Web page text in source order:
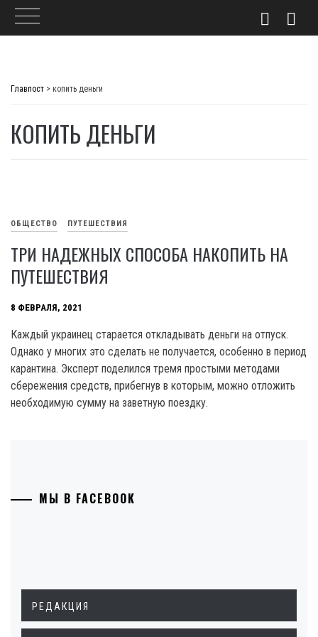
Главпост > копить деньги
КОПИТЬ ДЕНЬГИ
ОБЩЕСТВО ПУТЕШЕСТВИЯ
ТРИ НАДЕЖНЫХ СПОСОБА НАКОПИТЬ НА
ПУТЕШЕСТВИЯ
8 ФЕВРАЛЯ, 2021
Каждый украинец старается откладывать деньги на отпуск.
Однако у многих это сделать не получается, особенно в период
карантина. Эксперт поделился тремя простыми методами
сбережения средств, прибегнув в которым, можно отложить
необходимую сумму на заветную поездку.
МЫ В FACEBOOK
РЕДАКЦИЯ